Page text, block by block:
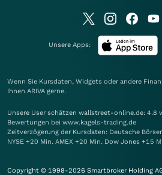
Unsere Apps:
Wenn Sie Kursdaten, Widgets oder andere
Ihnen ARIVA gerne.
Unsere User schätzen wallstreet-online.de: 4.8
Bewertungen bei www.kagels-trading.de
Zeitverzögerung der Kursdaten: Deutsche
NYSE +20 Min. AMEX +20 Min. Dow Jones +15
Copyright © 1998-2026 Smartbroker Holding